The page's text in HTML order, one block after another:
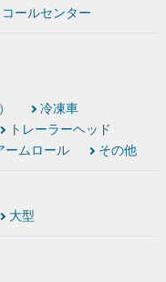
コールセンター
冷凍車
トレーラーヘッド
ームロール その他
大型